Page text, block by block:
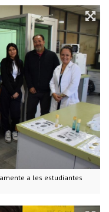
a les estudiantes